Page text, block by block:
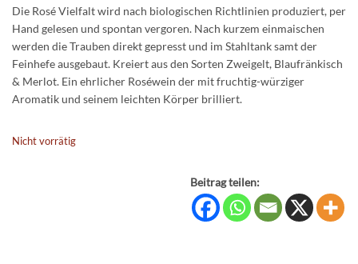
Die Rosé Vielfalt wird nach biologischen Richtlinien produziert, per
Hand gelesen und spontan vergoren. Nach kurzem einmaischen
werden die Trauben direkt gepresst und im Stahltank samt der
Feinhefe ausgebaut. Kreiert aus den Sorten Zweigelt, Blaufränkisch
& Merlot. Ein ehrlicher Roséwein der mit fruchtig-würziger
Aromatik und seinem leichten Körper brilliert.
Nicht vorrätig
Beitrag teilen: